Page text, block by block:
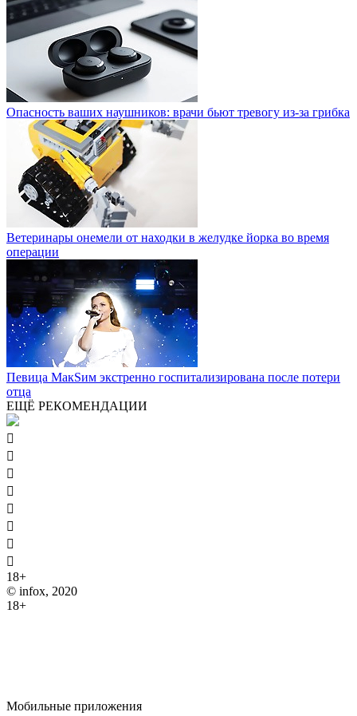
Опасность ваших наушников: врачи бьют тревогу из-за грибка
Ветеринары онемели от находки в желудке йорка во время
операции
Певица МакSим экстренно госпитализирована после потери
отца
ЕЩЁ РЕКОМЕНДАЦИИ








18+
© infox, 2020
18+
Мобильные приложения